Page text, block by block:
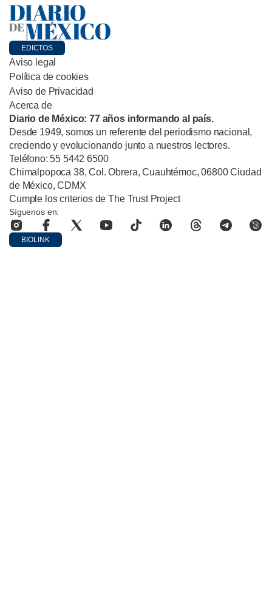
EDICTOS
Aviso legal
Política de cookies
Aviso de Privacidad
Acerca de
Diario de México: 77 años informando al país.
Desde 1949, somos un referente del periodismo nacional,
creciendo y evolucionando junto a nuestros lectores.
Teléfono: 55 5442 6500
Chimalpopoca 38, Col. Obrera, Cuauhtémoc, 06800 Ciudad
de México, CDMX
Cumple los criterios de The Trust Project
Síguenos en:
BIOLINK